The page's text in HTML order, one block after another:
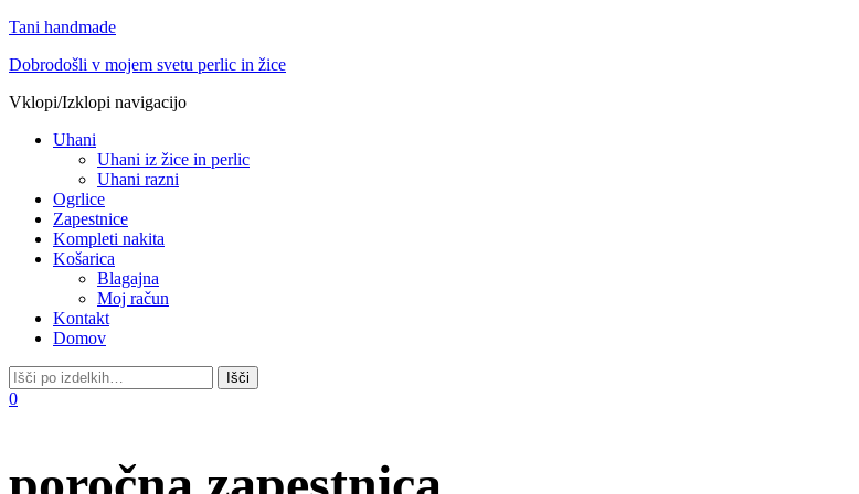
Tani handmade
Dobrodošli v mojem svetu perlic in žice
Vklopi/Izklopi navigacijo
Uhani
Uhani iz žice in perlic
Uhani razni
Ogrlice
Zapestnice
Kompleti nakita
Košarica
Blagajna
Moj račun
Kontakt
Domov
0